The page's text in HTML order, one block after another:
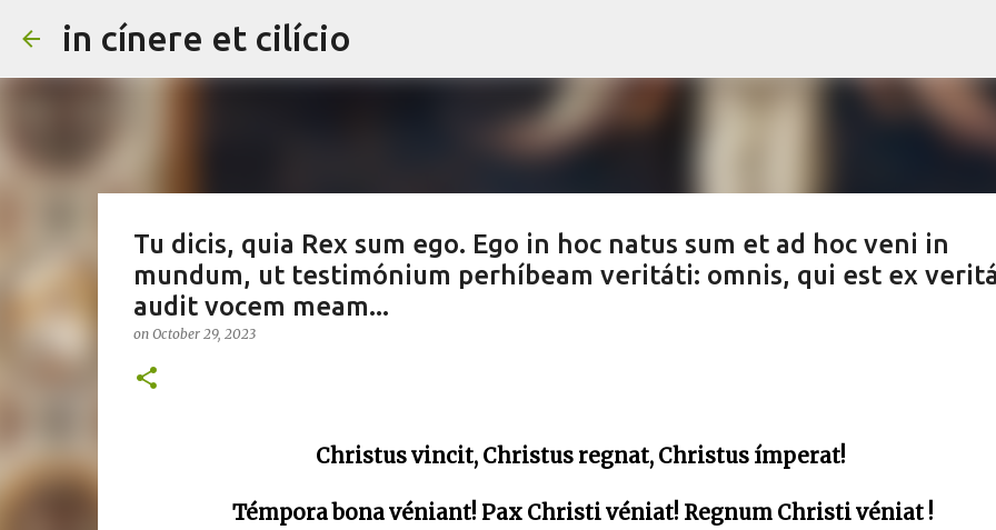
in cínere et cilício
Tu dicis, quia Rex sum ego. Ego in hoc natus sum et ad hoc veni in
mundum, ut testimónium perhíbeam veritáti: omnis, qui est ex
audit vocem meam...
on October 29, 2023
Christus vincit, Christus regnat, Christus ímperat!
Témpora bona véniant! Pax Christi véniat! Regnum Christi véniat !